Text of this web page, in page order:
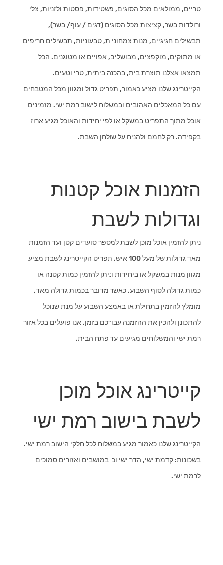
טריים, ממולאים מכל הסוגים, פשטידות, פסטות ולזניות, צלי
ורולדות בשר, קציצות מכל הסוגים (דגים / עוף/ בשר),
תבשילים חגיגיים, מנות צמחוניות, טבעוניות, תבשילים חריפים
או מתוקים, מוקפצים, מבושלים, אפויים או מטוגנים. הכל
תמצאו אצלנו תוצרת בית, בהכנה ביתית, טרי וטעים.
הקייטרינג שלנו מציע כאמור, תפריט גדול ומגוון מכל המטבחים
עם כל המאכלים האהובים ובמשלוח לישוב רמת ישי. מזמינים
אוכל מתוך התפריט במשקל או לפי יחידות והאוכל מגיע ארוז
בקפידה. רק לחמם ולהניח על שולחן השבת.
הזמנות אוכל קטנות
וגדולות לשבת
ניתן להזמין אוכל מוכן לשבת למספר סועדים קטן ועד הזמנות
מאד גדולות של מעל 100 איש. תפריט הקייטרינג לשבת מציע
מגוון מנות במשקל או ביחידות וניתן להזמין כמות קטנה או
כמות גדולה לסוף השבוע. כאשר מדובר בכמות גדולה מאד,
מומלץ להזמין בתחילת או באמצע השבוע על מנת שנוכל
להתכונן ולהכין את ההזמנה עבורכם בזמן. אנו פועלים בכל אזור
רמת ישי והמשלוחים מגיעים עד פתח הבית.
קייטרינג אוכל מוכן
לשבת בישוב רמת ישי
הקייטרינג שלנו כאמור מגיע במשלוח לכל חלקי הישוב רמת ישי.
בשכונות: קדמת ישי, הדר ישי וכן במושבים ואזורים סמוכים
לרמת ישי.